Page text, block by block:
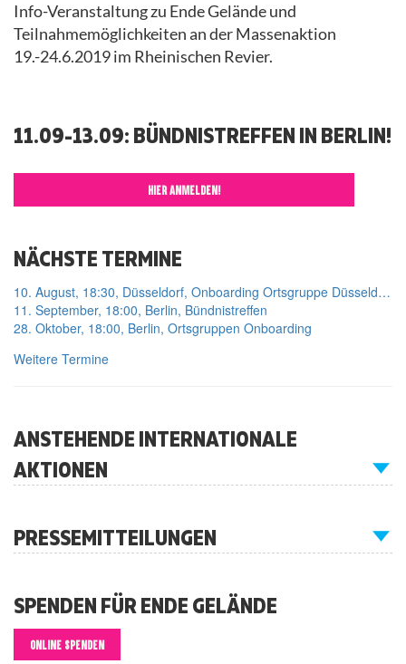
Info-Veranstaltung zu Ende Gelände und
Teilnahmemöglichkeiten an der Massenaktion
19.-24.6.2019 im Rheinischen Revier.
11.09-13.09: BÜNDNISTREFFEN IN BERLIN!
HIER ANMELDEN!
NÄCHSTE TERMINE
10. August, 18:30, Düsseldorf, Onboarding Ortsgruppe Düsseldorf
11. September, 18:00, Berlin, Bündnistreffen
28. Oktober, 18:00, Berlin, Ortsgruppen Onboarding
Weitere Termine
ANSTEHENDE INTERNATIONALE
AKTIONEN
PRESSEMITTEILUNGEN
SPENDEN FÜR ENDE GELÄNDE
ONLINE SPENDEN